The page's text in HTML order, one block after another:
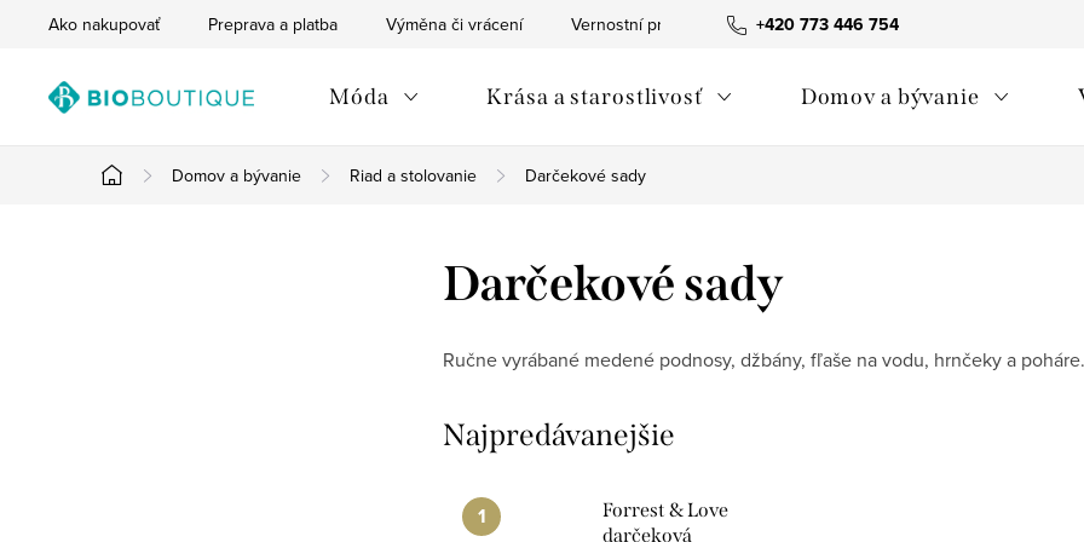
+420 773 446 754
Ako nakupovať Preprava a platba Výměna či vrácení Vernostní program Tabuľka veľkostí The Spirit of OM
Móda Krása a starostlivosť Domov a bývanie
Domov
Domov a bývanie Riad a stolovanie Darčekové sady
Darčekové sady
Ručne vyrábané medené podnosy, džbány, fľaše na vodu, hrnčeky a poháre.
Najpredávanejšie
Forrest & Love
darčeková